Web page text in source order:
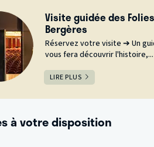
Visite guidée des Folies
Bergères
Réservez votre visite ➔ Un
vous fera découvrir l'histoire,...
LIRE PLUS
à votre disposition